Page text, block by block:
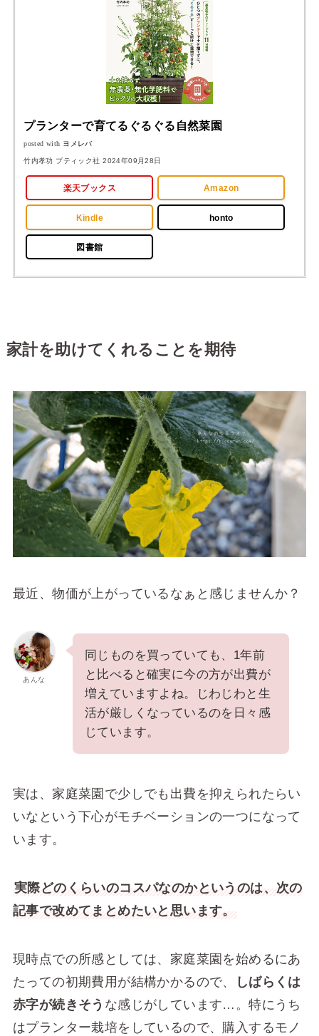
プランターで育てるぐるぐる自然菜園
posted with ヨメレバ
竹内孝功 ブティック社 2024年09月28日
楽天ブックス Amazon
Kindle honto
図書館
家計を助けてくれることを期待
最近、物価が上がっているなぁと感じませんか？
あんな
同じものを買っていても、1年前
と比べると確実に今の方が出費が
増えていますよね。じわじわと生
活が厳しくなっているのを日々感
じています。
実は、家庭菜園で少しでも出費を抑えられたらい
いなという下心がモチベーションの一つになって
います。
実際どのくらいのコスパなのかというのは、次の
記事で改めてまとめたいと思います。
現時点での所感としては、家庭菜園を始めるにあ
たっての初期費用が結構かかるので、
しばらくは
赤字が続きそう な感じがしています…。特にうち
はプランター栽培をしているので、購入するモノ